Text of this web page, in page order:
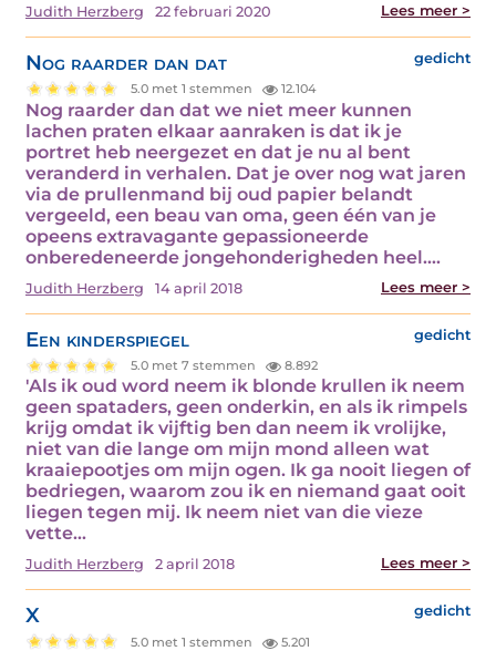
Judith Herzberg 22 februari 2020 Lees meer >
Nog raarder dan dat gedicht
5.0 met 1 stemmen 12.104
Nog raarder dan dat we niet meer kunnen
lachen praten elkaar aanraken is dat ik je
portret heb neergezet en dat je nu al bent
veranderd in verhalen. Dat je over nog wat jaren
via de prullenmand bij oud papier belandt
vergeeld, een beau van oma, geen één van je
opeens extravagante gepassioneerde
onberedeneerde jongehonderigheden heel.…
Judith Herzberg 14 april 2018 Lees meer >
Een kinderspiegel gedicht
5.0 met 7 stemmen 8.892
'Als ik oud word neem ik blonde krullen ik neem
geen spataders, geen onderkin, en als ik rimpels
krijg omdat ik vijftig ben dan neem ik vrolijke,
niet van die lange om mijn mond alleen wat
kraaiepootjes om mijn ogen. Ik ga nooit liegen of
bedriegen, waarom zou ik en niemand gaat ooit
liegen tegen mij. Ik neem niet van die vieze
vette…
Judith Herzberg 2 april 2018 Lees meer >
X gedicht
5.0 met 1 stemmen 5.201